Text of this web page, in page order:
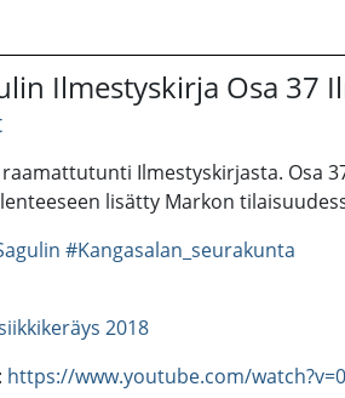
Ilmestyskirja Osa 37
Ilmestyskirjasta. Osa
lisätty Markon
#Kangasalan_seurakunta
2018
https://www.youtube.com/